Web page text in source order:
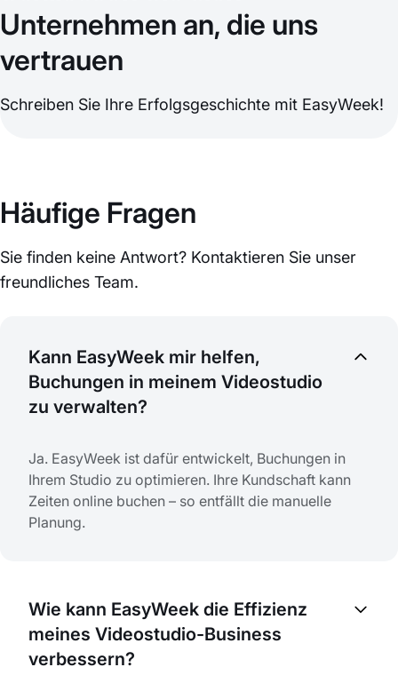
Unternehmen an, die uns
vertrauen
Schreiben Sie Ihre Erfolgsgeschichte mit EasyWeek!
Häufige Fragen
Sie finden keine Antwort? Kontaktieren Sie unser
freundliches Team.
Kann EasyWeek mir helfen,
Buchungen in meinem Videostudio
zu verwalten?
Ja. EasyWeek ist dafür entwickelt, Buchungen in
Ihrem Studio zu optimieren. Ihre Kundschaft kann
Zeiten online buchen – so entfällt die manuelle
Planung.
Wie kann EasyWeek die Effizienz
meines Videostudio-Business
verbessern?